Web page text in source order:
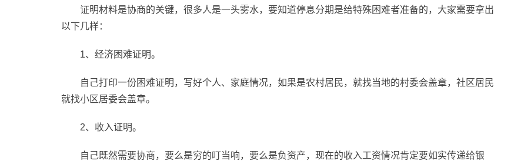
证明材料是协商的关键，很多人是一头雾水，要知道停息分期是给特殊困难者准备的，大家需要拿出
以下几样：
1、经济困难证明。
自己打印一份困难证明，写好个人、家庭情况，如果是农村居民，就找当地的村委会盖章，社区居民
就找小区居委会盖章。
2、收入证明。
自己既然需要协商，要么是穷的叮当响，要么是负资产，现在的收入工资情况肯定要如实传递给银